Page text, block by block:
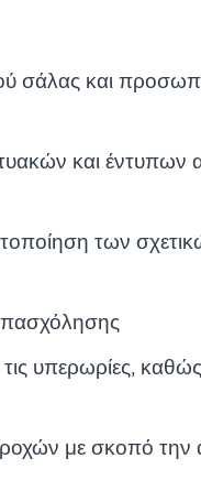
σάλας και
και έντυπων
των
υπερωρίες, καθώς
με σκοπό την